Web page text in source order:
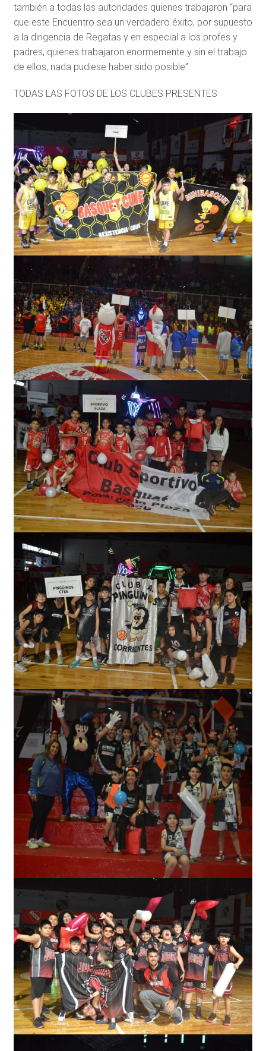
también a todas las autoridades quienes trabajaron “para
que este Encuentro sea un verdadero éxito, por supuesto
a la dirigencia de Regatas y en especial a los profes y
padres, quienes trabajaron enormemente y sin el trabajo
de ellos, nada pudiese haber sido posible”.
TODAS LAS FOTOS DE LOS CLUBES PRESENTES